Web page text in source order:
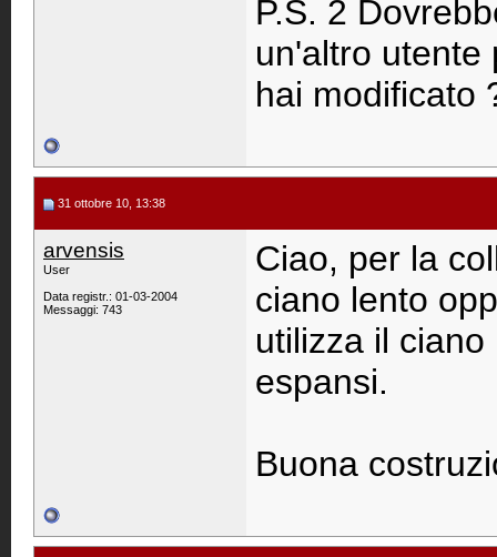
P.S. 2
un'altro utente
hai modificato
31 ottobre 10, 13:38
arvensis
User
Data registr.: 01-03-2004
Messaggi: 743
Ciao, per la
ciano lento
utilizza il
espansi.
Buona